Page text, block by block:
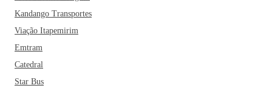
Kandango Transportes
Viação Itapemirim
Emtram
Catedral
Star Bus